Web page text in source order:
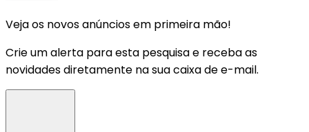
Veja os novos anúncios em primeira mão!
Crie um alerta para esta pesquisa e receba as
novidades diretamente na sua caixa de e-mail.